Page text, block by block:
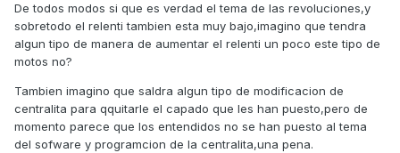
De todos modos si que es verdad el tema de las revoluciones,y
sobretodo el relenti tambien esta muy bajo,imagino que tendra
algun tipo de manera de aumentar el relenti un poco este tipo de
motos no?
Tambien imagino que saldra algun tipo de modificacion de
centralita para qquitarle el capado que les han puesto,pero de
momento parece que los entendidos no se han puesto al tema
del sofware y programcion de la centralita,una pena.